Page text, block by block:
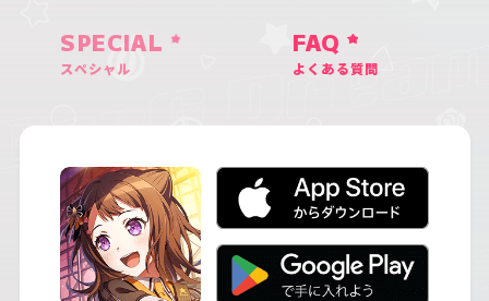
SPECIAL
スペシャル
FAQ
よくある質問